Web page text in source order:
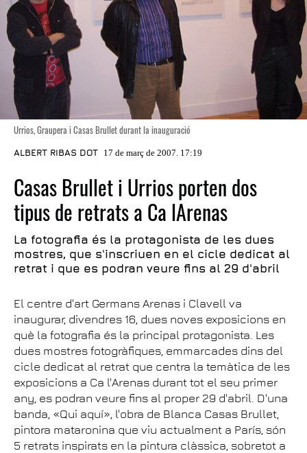
Urrios, Graupera i Casas Brullet durant la inauguració
ALBERT RIBAS DOT 17 de març de 2007. 17:19
Casas Brullet i Urrios porten dos
tipus de retrats a Ca lArenas
La fotografia és la protagonista de les dues
mostres, que s'inscriuen en el cicle dedicat al
retrat i que es podran veure fins al 29 d'abril
El centre d'art Germans Arenas i Clavell va
inaugurar, divendres 16, dues noves exposicions en
què la fotografia és la principal protagonista. Les
dues mostres fotogràfiques, emmarcades dins del
cicle dedicat al retrat que centra la temàtica de les
exposicions a Ca l'Arenas durant tot el seu primer
any, es podran veure fins al proper 29 d'abril. D'una
banda, «Qui aquí», l'obra de Blanca Casas Brullet,
pintora mataronina que viu actualment a París, són
5 retrats inspirats en la pintura clàssica, sobretot a